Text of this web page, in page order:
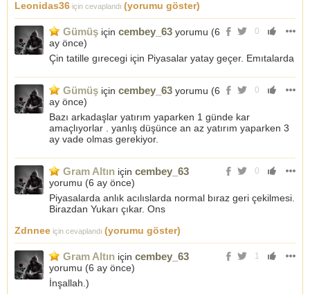
Leonidas36 için cevaplandı (yorumu göster)
0
Gümüş için cembey_63 yorumu (6
ay önce)
Çin tatille gırecegi için Piyasalar yatay geçer. Emıtalarda
0
Gümüş için cembey_63 yorumu (6
ay önce)
Bazı arkadaşlar yatırım yaparken 1 günde kar
amaçlıyorlar . yanlış düşünce an az yatırım yaparken 3
ay vade olmas gerekiyor.
0
Gram Altın için cembey_63
yorumu (6 ay önce)
Piyasalarda anlık acılıslarda normal bıraz geri çekilmesi.
Birazdan Yukarı çıkar. Ons
Zdnnee için cevaplandı (yorumu göster)
1
Gram Altın için cembey_63
yorumu (6 ay önce)
İnşallah.)